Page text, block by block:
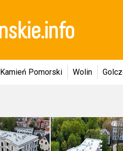
Kamień Pomorski Wolin